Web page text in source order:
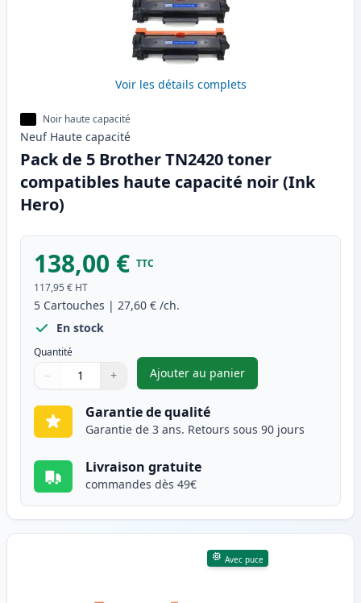
Voir les détails complets
Noir haute capacité
Neuf Haute capacité
Pack de 5 Brother TN2420 toner
compatibles haute capacité noir (Ink
Hero)
138,00 € TTC
117,95 € HT
5 Cartouches | 27,60 € /ch.
En stock
Quantité
Quantité
Utilisez les boutons pour ajuster
− +
Quantité
Ajouter au panier
,Pack de 5 Brother TN2420
Garantie de qualité
Garantie de 3 ans. Retours sous 90 jours
Livraison gratuite
commandes dès 49€
Avec puce